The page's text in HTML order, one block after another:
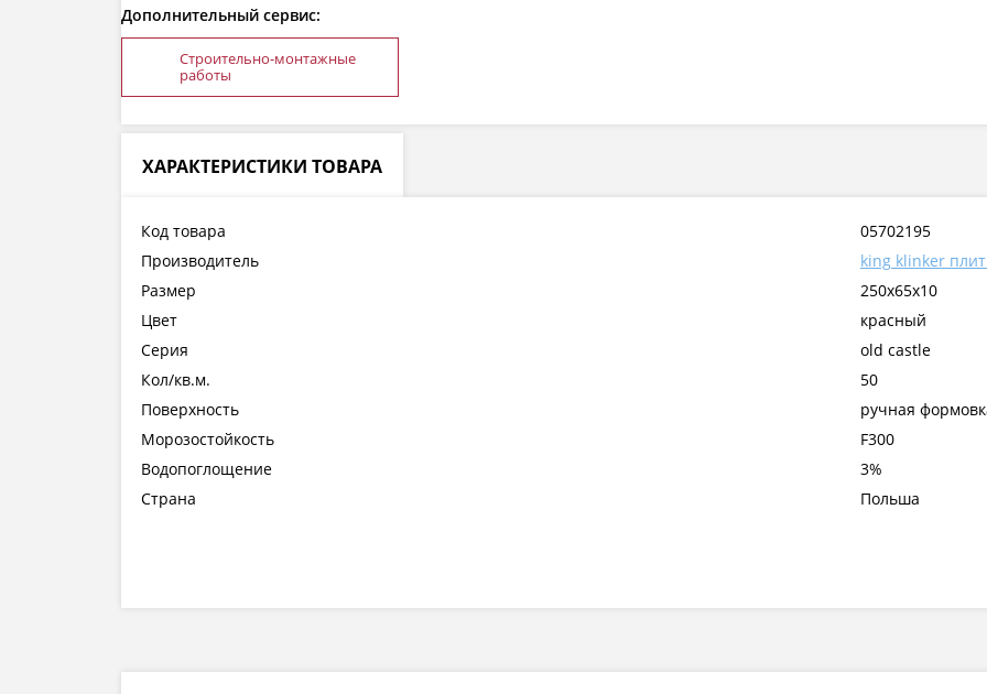
Дополнительный сервис:
Строительно-монтажные
работы
ХАРАКТЕРИСТИКИ ТОВАРА
Код товара
05702195
Производитель
king klinker
Размер
250x65x10
Цвет
красный
Серия
old castle
Кол/кв.м.
50
Поверхность
ручная
Морозостойкость
F300
Водопоглощение
3%
Страна
Польша